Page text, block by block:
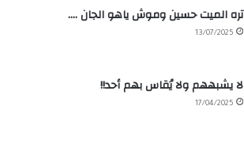
تره الميت حسين وموش ياهو الجان ….
13/07/2025
لا يشبههم ولا يُقاس بهم أحد!!
17/04/2025